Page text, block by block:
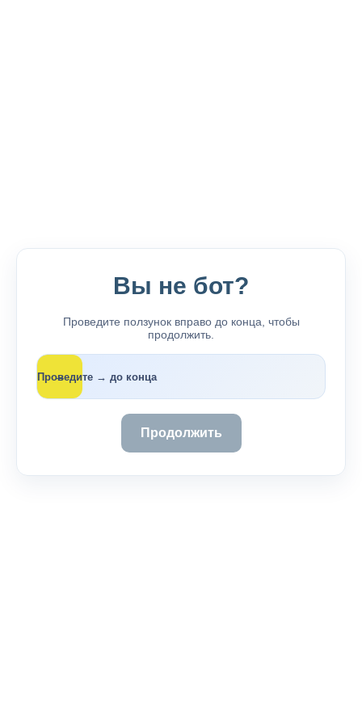
Вы не бот?
Проведите ползунок вправо до конца, чтобы
продолжить.
Проведите → до конца
→
Продолжить